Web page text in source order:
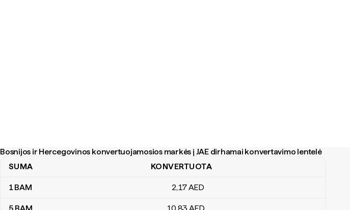
Bosnijos ir Hercegovinos konvertuojamosios markės į JAE dirhamai konvertavimo lentelė
Bosnijos ir Hercegovinos konvertuojamosios markės į JAE dirhamai konvertavimo lentelė
SUMA KONVERTUOTA
1BAM 2,17AED